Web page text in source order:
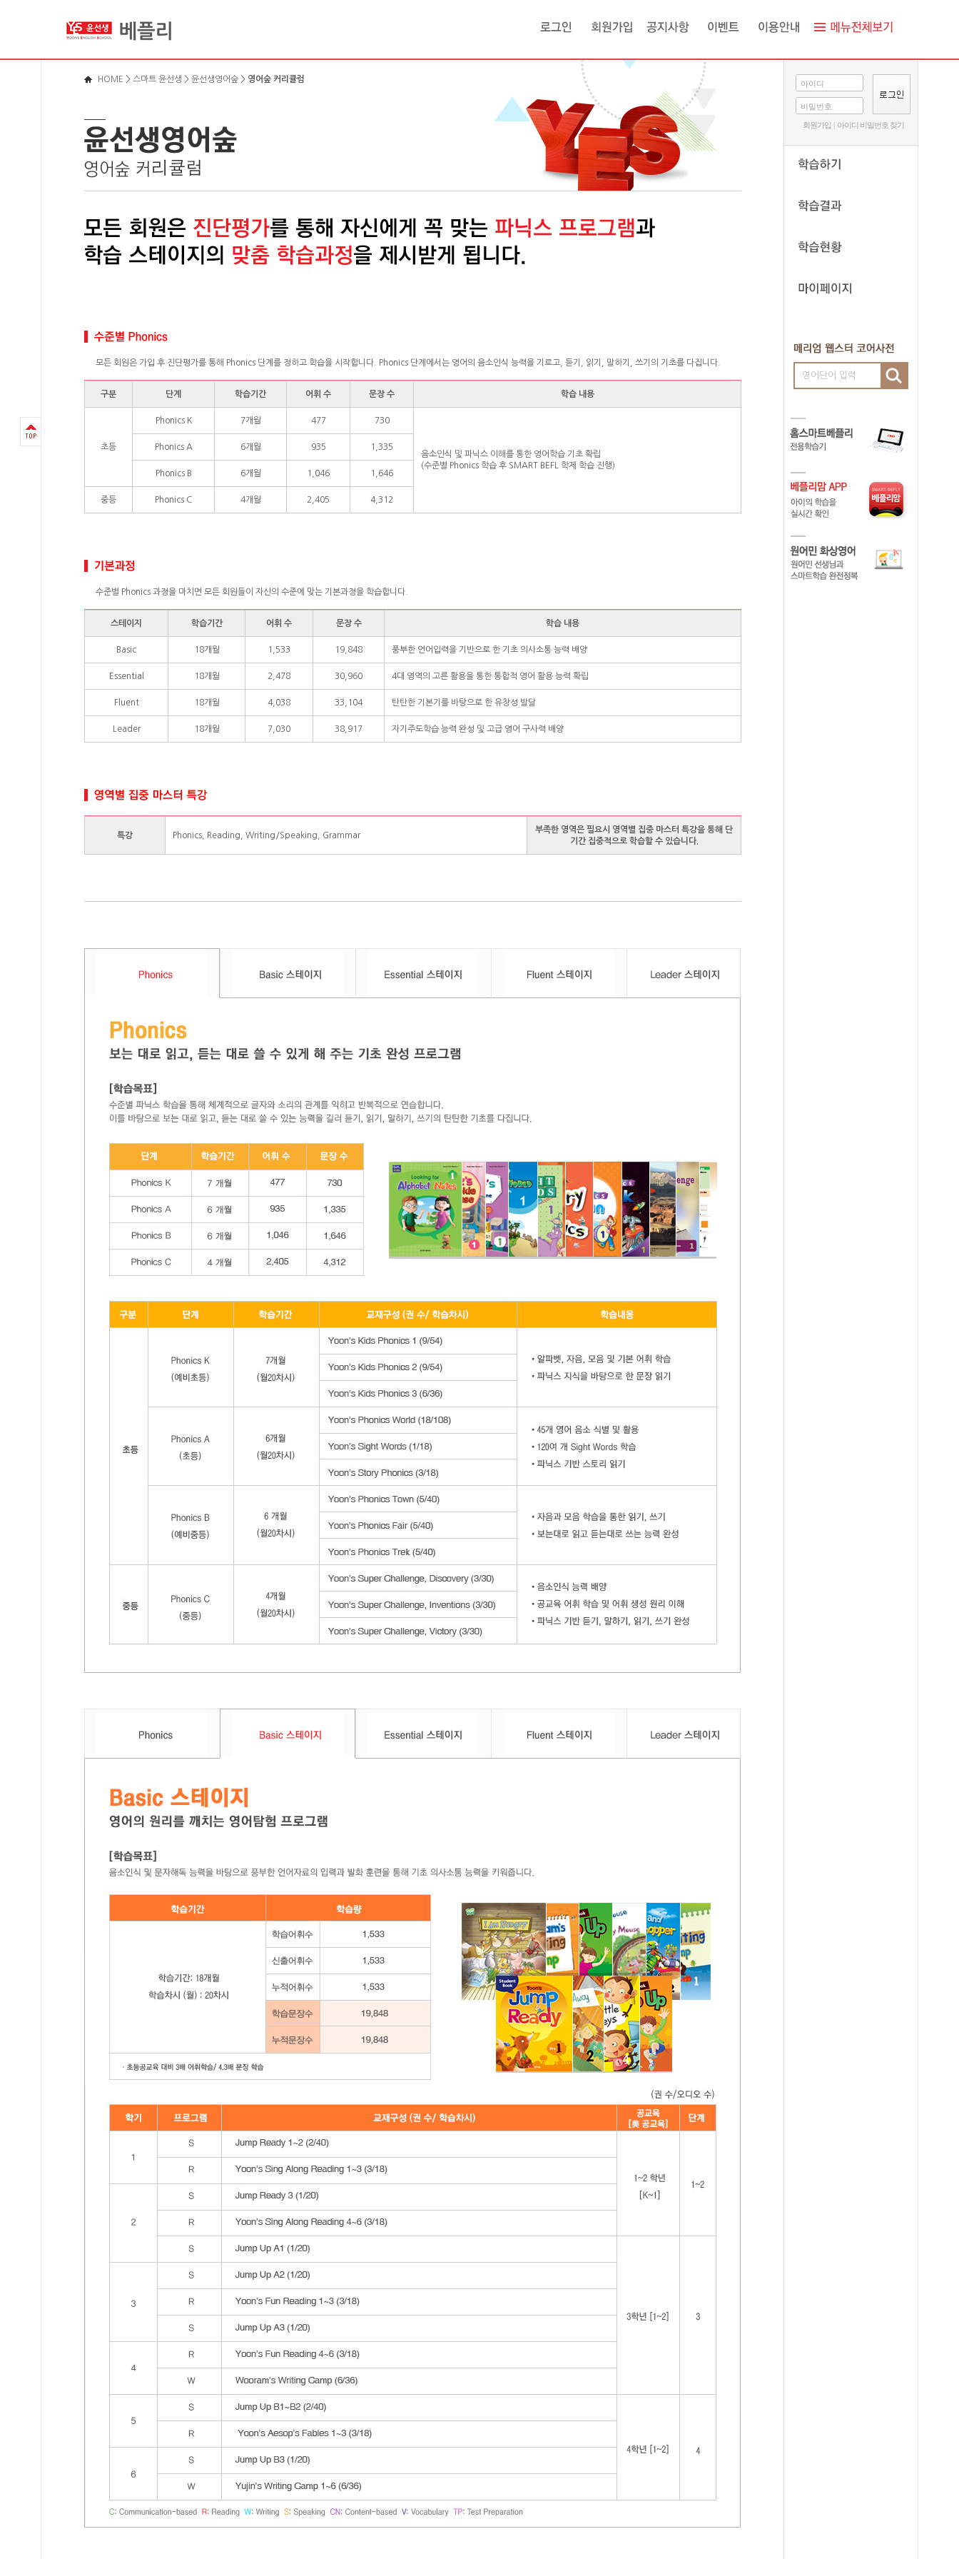
HOME > 스마트 윤선생 > 윤선생영어숲 > 영어숲 커리큘럼
모든 회원은 가입 후 진단평가를 통해 Phonics 단계를 정하고 학습을 시작합니다. Phonics 단계에서는 영어의 음소인식 능력을 기르고, 듣기, 읽기, 말하기, 쓰기의 기초를 다집니다.
구분 단계 학습기간 어휘 수 문장 수 학습 내용
초등
Phonics K 7개월 477 730
음소인식 및 파닉스 이해를 통한 영어학습 기초 확립
(수준별 Phonics 학습 후 SMART BEFL 학제 학습 진행)
Phonics A 6개월 935 1,335
Phonics B 6개월 1,046 1,646
중등 Phonics C 4개월 2,405 4,312
수준별 Phonics 과정을 마치면 모든 회원들이 자신의 수준에 맞는 기본과정을 학습합니다.
스테이지 학습기간 어휘 수 문장 수 학습 내용
Basic 18개월 1,533 19,848 풍부한 언어입력을 기반으로 한 기초 의사소통 능력 배양
Essential 18개월 2,478 30,960 4대 영역의 고른 활용을 통한 통합적 영어 활용 능력 확립
Fluent 18개월 4,038 33,104 탄탄한 기본기를 바탕으로 한 유창성 발달
Leader 18개월 7,030 38,917 자기주도학습 능력 완성 및 고급 영어 구사력 배양
특강 Phonics, Reading, Writing/Speaking, Grammar
부족한 영역은 필요시 영역별 집중 마스터 특강을 통해 단
기간 집중적으로 학습할 수 있습니다.
아이디
비밀번호
회원가입 | 아이디 비밀번호 찾기
영어단어 입력